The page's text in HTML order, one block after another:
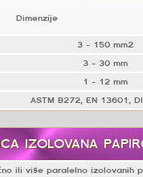
Dimenzije
3 - 150 mm2
3 - 30 mm
1 - 12 mm
ASTM B272, EN 13601,
IZOLOVANA
ili više paralelno izolovanih